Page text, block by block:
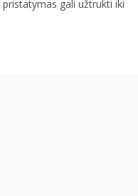
pristatymas gali užtrukti iki